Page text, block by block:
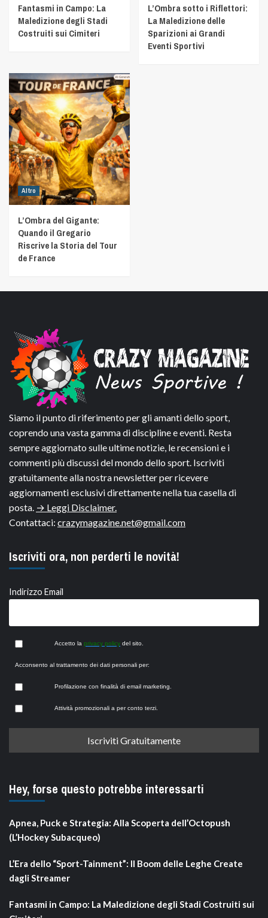
Fantasmi in Campo: La
Maledizione degli Stadi
Costruiti sui Cimiteri
L’Ombra sotto i Riflettori:
La Maledizione delle
Sparizioni ai Grandi
Eventi Sportivi
Altro
L’Ombra del Gigante:
Quando il Gregario
Riscrive la Storia del Tour
de France
Siamo il punto di riferimento per gli amanti dello sport,
coprendo una vasta gamma di discipline e eventi. Resta
sempre aggiornato sulle ultime notizie, le recensioni e i
commenti più discussi del mondo dello sport. Iscriviti
gratuitamente alla nostra newsletter per ricevere
aggiornamenti esclusivi direttamente nella tua casella di
posta. → Leggi Disclaimer.
Contattaci: crazymagazine.net@gmail.com
Iscriviti ora, non perderti le novità!
Indirizzo Email
Accetto la privacy policy del sito.
Acconsento al trattamento dei dati personali per:
Profilazione con finalità di email marketing.
Attività promozionali a per conto terzi.
Hey, forse questo potrebbe interessarti
Apnea, Puck e Strategia: Alla Scoperta dell’Octopush
(L’Hockey Subacqueo)
L’Era dello “Sport-Tainment”: Il Boom delle Leghe Create
dagli Streamer
Fantasmi in Campo: La Maledizione degli Stadi Costruiti sui